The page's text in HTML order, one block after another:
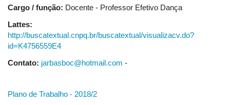
Cargo / função: Docente - Professor Efetivo Dança
Lattes:
http://buscatextual.cnpq.br/buscatextual/visualizacv.do?
id=K4756559E4
Contato: jarbasboc@hotmail.com -
Plano de Trabalho - 2018/2